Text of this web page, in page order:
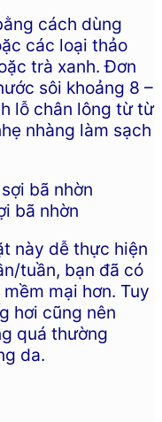
cách dùng
các loại thảo
trà xanh. Đơn
sôi khoảng 8 –
lỗ chân lông từ từ
nhàng làm sạch
bã nhờn
này dễ thực hiện
tuần, bạn đã có
mại hơn. Tuy
hơi cũng nên
quá thường
da.